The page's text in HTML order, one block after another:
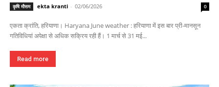
कृषि मौसम ekta kranti - 02/06/2026 0
एकता क्रांति, हरियाणा। Haryana June weather : हरियाणा में इस बार प्री-मानसून
गतिविधियां अपेक्षा से अधिक सक्रिय रही हैं। 1 मार्च से 31 मई...
Read more